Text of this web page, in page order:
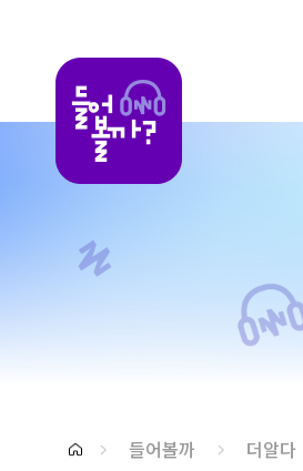
들어볼까 더알다